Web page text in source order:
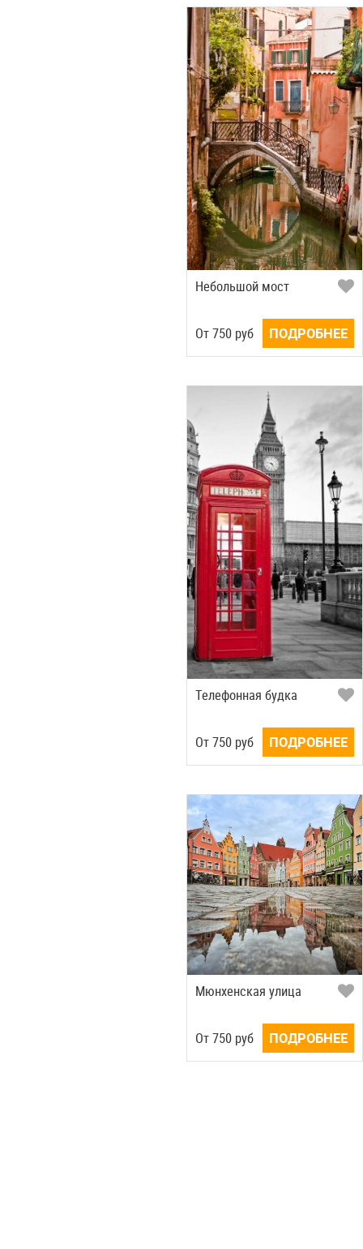
Небольшой мост
Oт750руб ПОДРОБНЕЕ
Телефонная будка
Oт750руб ПОДРОБНЕЕ
Мюнхенская улица
Oт750руб ПОДРОБНЕЕ